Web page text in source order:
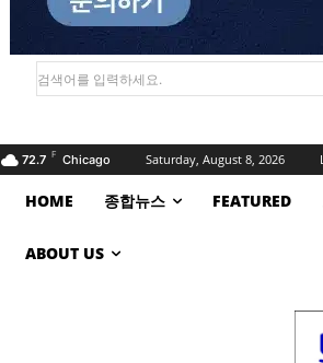
검색어를 입력하세요.
72.7 F Chicago Saturday, August 8, 2026
HOME 종합뉴스 FEATURED
ABOUT US